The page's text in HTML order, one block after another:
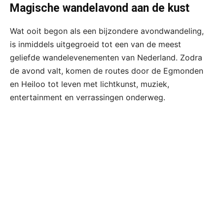
Magische wandelavond aan de kust
Wat ooit begon als een bijzondere avondwandeling,
is inmiddels uitgegroeid tot een van de meest
geliefde wandelevenementen van Nederland. Zodra
de avond valt, komen de routes door de Egmonden
en Heiloo tot leven met lichtkunst, muziek,
entertainment en verrassingen onderweg.